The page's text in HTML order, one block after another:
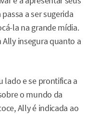
a ser sugerida
la na grande mídia.
Ally insegura quanto a
lado e se prontifica a
o mundo da
Ally é indicada ao